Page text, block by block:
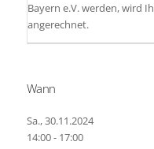
Bayern e.V. werden, wird
angerechnet.
Wann
Sa., 30.11.2024
14:00 - 17:00